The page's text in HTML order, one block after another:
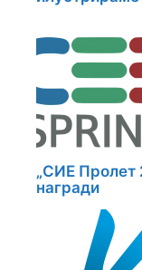
„СИЕ Пролет
награди